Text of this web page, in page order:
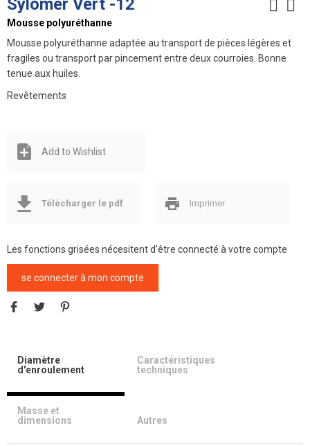
Sylomer Vert -12
Mousse polyuréthanne
Mousse polyuréthanne adaptée au transport de pièces légères et
fragiles ou transport par pincement entre deux courroies. Bonne
tenue aux huiles.
Revêtements
Add to Wishlist
Télécharger le pdf Imprimer
Les fonctions grisées nécesitent d'être connecté à votre compte
se connecter à mon compte
Diamètre
d'enroulement
Caractéristiques
techniques
Masse et
dimensions
Autres